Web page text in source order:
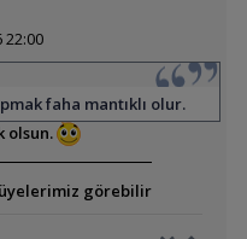
22:00
faha mantıklı olur.
olsun.
üyelerimiz görebilir